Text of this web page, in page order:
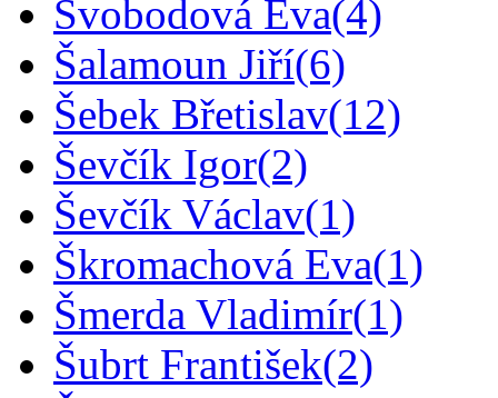
Svobodová Eva(4)
Šalamoun Jiří(6)
Šebek Břetislav(12)
Ševčík Igor(2)
Ševčík Václav(1)
Škromachová Eva(1)
Šmerda Vladimír(1)
Šubrt František(2)